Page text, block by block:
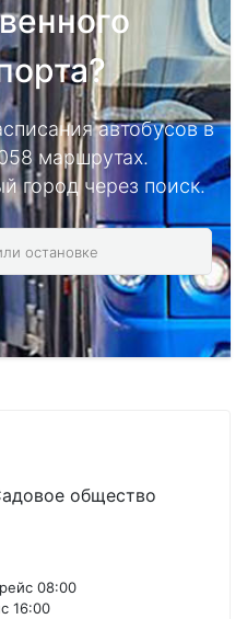
автобусов в
маршрутах.
город через поиск.
общество
08:00
16:00